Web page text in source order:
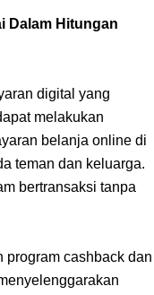
Keluarga
Hindia
Sekali
Udon
Konser
Laut
Dalam Hitungan
digital yang
melakukan
belanja online di
teman dan keluarga.
bertransaksi tanpa
cashback dan